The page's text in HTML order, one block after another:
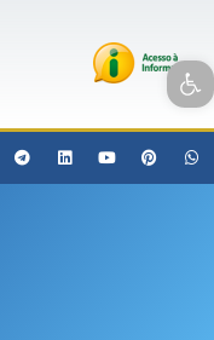
Open toolbar